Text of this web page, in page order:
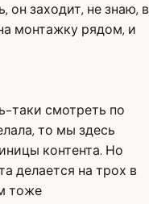
он заходит, не знаю, в
монтажку рядом, и
таки смотреть по
то мы здесь
контента. Но
делается на трох в
тоже